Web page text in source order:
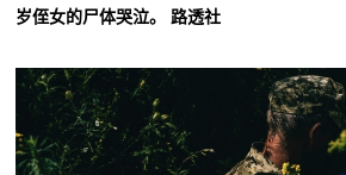
岁侄女的尸体哭泣。 路透社